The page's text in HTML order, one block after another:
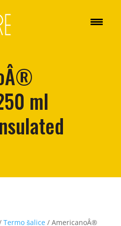
ml
Termo šalice/ AmericanoÂ®